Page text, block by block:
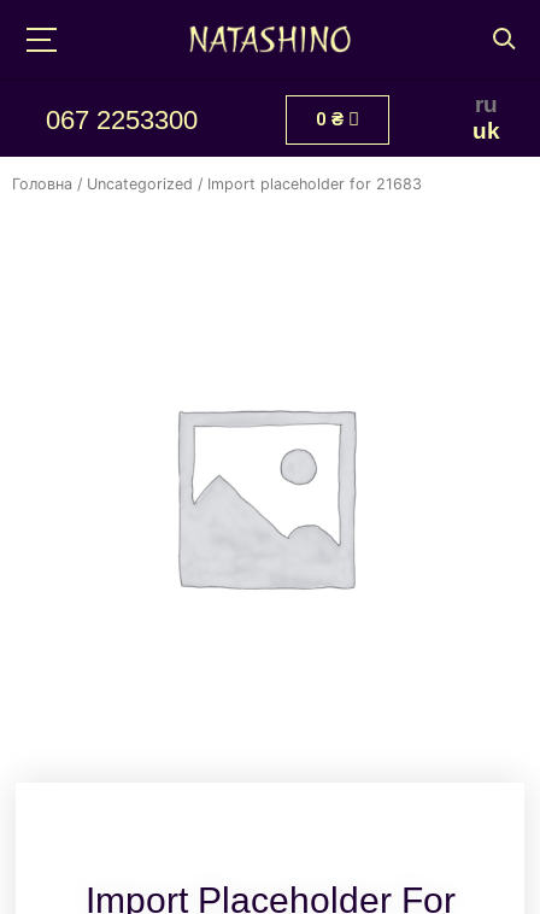
067 2253300 0 ₴
ru
uk
Головна / Uncategorized / Import placeholder for 21683
Import Placeholder For